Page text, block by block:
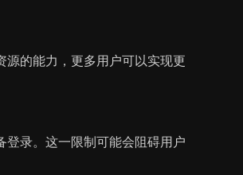
的能力，更多用户可以实现更
录。这一限制可能会阻碍用户